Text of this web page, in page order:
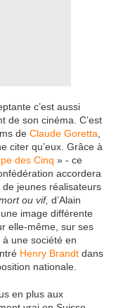
c’est aussi
de son cinéma. C’est
de Claude Goretta
citer qu’eux. Grâce à
des Cinq » - ce
accordera
jeunes réalisateurs
ou vif, d’Alain
image différente
elle-même, sur ses
une société en
Henry Brandt dans
nationale.
en plus aux